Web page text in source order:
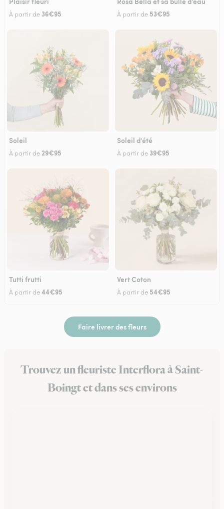
À partir de 36€95 À partir de 53€95
Soleil
À partir de 29€95
Soleil d'été
À partir de 39€95
Tutti frutti
À partir de44€95
Vert Coton
À partir de 54€95
Faire livrer des fleurs
Trouvez un fleuriste Interflora à Saint-
Boingt et dans ses environs